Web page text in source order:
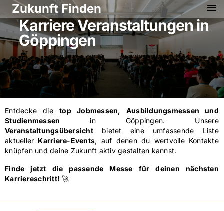
Zukunft Finden menu
Karriere Veranstaltungen in
Göppingen
Entdecke dietop Jobmessen, Ausbildungsmessen und
Studienmessen in Göppingen. Unsere
Veranstaltungsübersichtbietet eine umfassende Liste
aktueller Karriere-Events, auf denen du wertvolle Kontakte
knüpfen und deine Zukunft aktiv gestalten kannst.
Finde jetzt die passende Messe für deinen nächsten
Karriereschritt! 🚀